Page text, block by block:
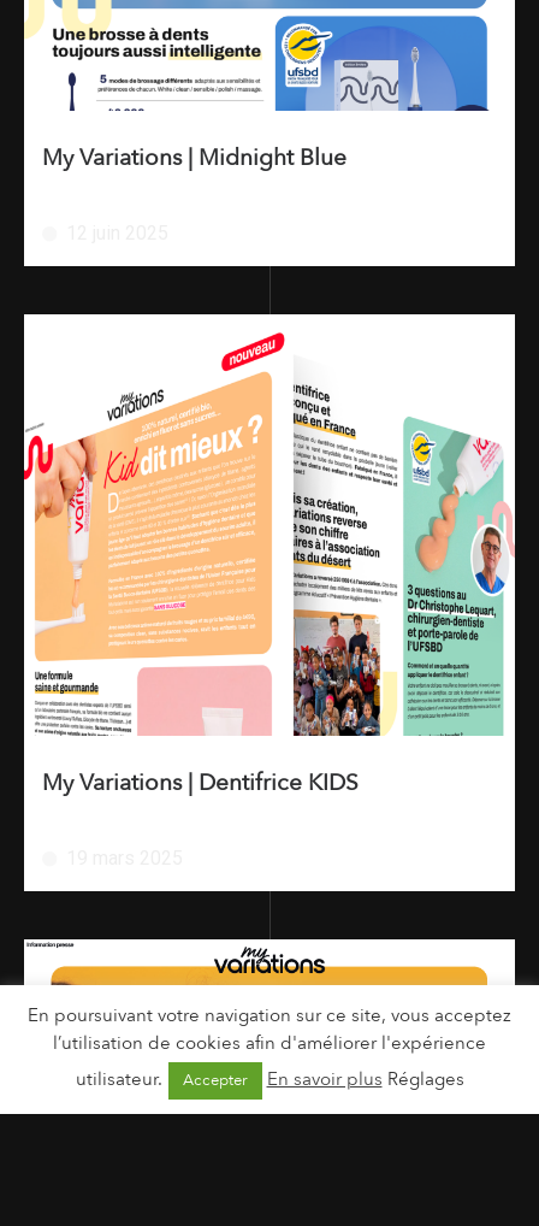
My Variations | Midnight Blue
My Variations | Dentifrice KIDS
En poursuivant votre navigation sur ce site, vous acceptez
l’utilisation de cookies afin d'améliorer l'expérience
utilisateur.
Accepter En savoir plus Réglages